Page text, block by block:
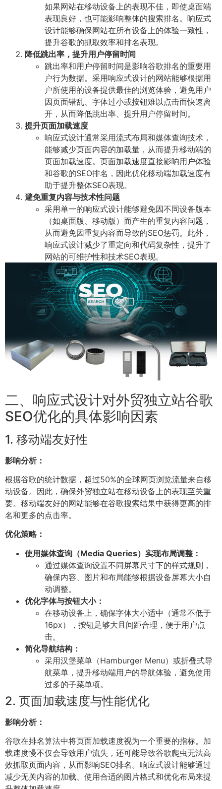
如果网站在移动设备上的表现不佳，即使桌面端
表现良好，也可能影响整体的搜索排名。响应式
设计能够确保网站在所有设备上的体验一致性，
提升谷歌的抓取效率和排名表现。
降低跳出率，提升用户停留时间
跳出率和用户停留时间是影响谷歌排名的重要用
户行为数据。采用响应式设计的网站能够根据用
户所使用的设备提供最佳的浏览体验，避免用户
因页面错乱、字体过小或按钮难以点击而快速离
开，从而降低跳出率、提升用户停留时间。
提升页面加载速度
响应式设计通常采用流式布局和媒体查询技术，
能够减少页面内容的加载量，从而提升移动端的
页面加载速度。页面加载速度直接影响用户体验
和谷歌的SEO排名，因此优化移动端加载速度有
助于提升整体SEO表现。
避免重复内容与技术性问题
采用单一的响应式设计能够避免因不同设备版本
（如桌面版、移动版）而产生的重复内容问题，
从而避免因重复内容而导致的SEO惩罚。此外，
响应式设计减少了重定向和代码复杂性，提升了
网站的可维护性和技术SEO表现。
二、响应式设计对外贸独立站谷歌
SEO优化的具体影响因素
1. 移动端友好性
影响分析：
根据谷歌的统计数据，超过50%的全球网页浏览流量来自移
动设备。因此，确保外贸独立站在移动设备上的表现至关重
要。移动端友好的网站能够在谷歌搜索结果中获得更高的排
名和更多的点击率。
优化策略：
使用媒体查询（Media Queries）实现布局调整：
通过媒体查询设置不同屏幕尺寸下的样式规则，
确保内容、图片和布局能够根据设备屏幕大小自
动调整。
优化字体与按钮大小：
在移动设备上，确保字体大小适中（通常不低于
16px），按钮足够大且间距合理，便于用户点
击。
简化导航结构：
采用汉堡菜单（Hamburger Menu）或折叠式导
航菜单，提升移动端用户的导航体验，避免使用
过多的子菜单项。
2. 页面加载速度与性能优化
影响分析：
谷歌在排名算法中将页面加载速度视为一个重要的指标。加
载速度慢不仅会导致用户流失，还可能导致谷歌爬虫无法高
效抓取页面内容，从而影响SEO排名。响应式设计能够通过
减少无关内容的加载、使用合适的图片格式和优化布局来提